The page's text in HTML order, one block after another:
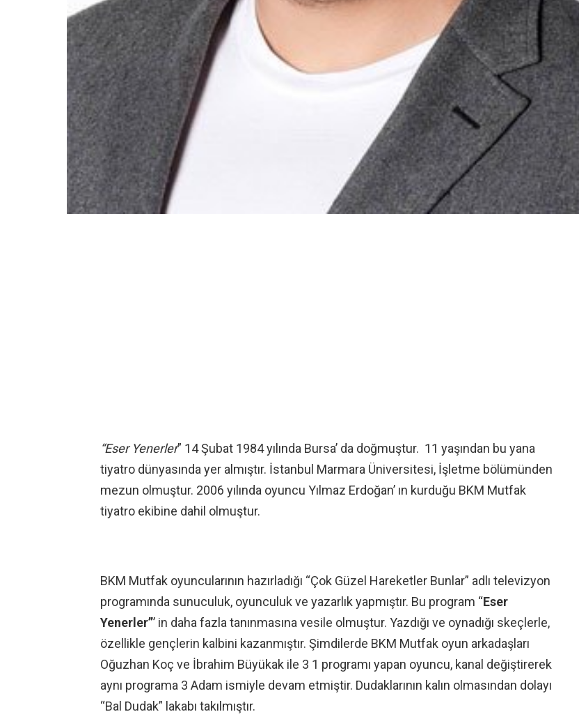
“Eser Yenerler” 14 Şubat 1984 yılında Bursa’ da doğmuştur. 11 yaşından bu yana
tiyatro dünyasında yer almıştır. İstanbul Marmara Üniversitesi, İşletme bölümünden
mezun olmuştur. 2006 yılında oyuncu Yılmaz Erdoğan’ ın kurduğu BKM Mutfak
tiyatro ekibine dahil olmuştur.
BKM Mutfak oyuncularının hazırladığı “Çok Güzel Hareketler Bunlar” adlı televizyon
programında sunuculuk, oyunculuk ve yazarlık yapmıştır. Bu program “Eser
Yenerler”’ in daha fazla tanınmasına vesile olmuştur. Yazdığı ve oynadığı skeçlerle,
özellikle gençlerin kalbini kazanmıştır. Şimdilerde BKM Mutfak oyun arkadaşları
Oğuzhan Koç ve İbrahim Büyükak ile 3 1 programı yapan oyuncu, kanal değiştirerek
aynı programa 3 Adam ismiyle devam etmiştir. Dudaklarının kalın olmasından dolayı
“Bal Dudak” lakabı takılmıştır.